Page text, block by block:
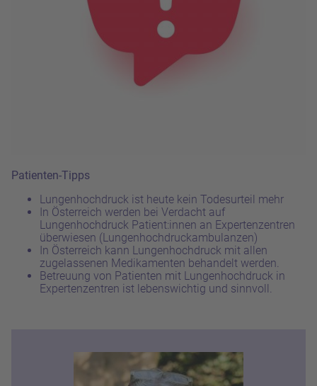
Patienten-Tipps
Lungenhochdruck ist heute kein Todesurteil mehr
In Österreich werden bei Verdacht auf
Lungenhochdruck Patient:innen an Expertenzentren
überwiesen (Lungenhochdruckambulanzen)
In Österreich kann Lungenhochdruck mit allen
zugelassenen Medikamenten behandelt werden.
Betreuung von Patienten mit Lungenhochdruck in
Expertenzentren ist lebenswichtig und sinnvoll.